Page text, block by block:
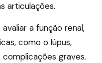
articulações.
a função renal,
como o lúpus,
graves.